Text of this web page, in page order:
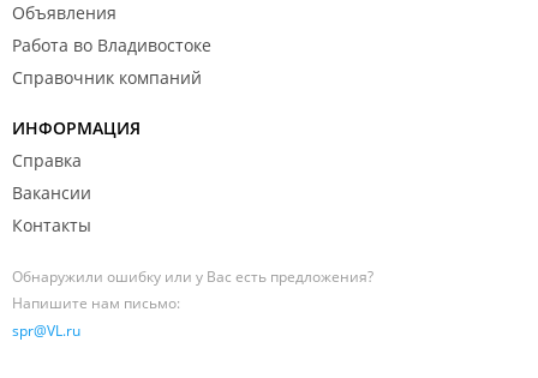
Объявления
Работа во Владивостоке
Справочник компаний
ИНФОРМАЦИЯ
Справка
Вакансии
Контакты
Обнаружили ошибку или у Вас есть предложения?
Напишите нам письмо:
spr@VL.ru